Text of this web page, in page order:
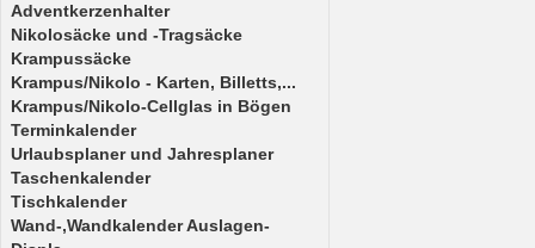
Adventkerzenhalter
Nikolosäcke und -Tragsäcke
Krampussäcke
Krampus/Nikolo - Karten, Billetts,...
Krampus/Nikolo-Cellglas in Bögen
Terminkalender
Urlaubsplaner und Jahresplaner
Taschenkalender
Tischkalender
Wand-,Wandkalender Auslagen-